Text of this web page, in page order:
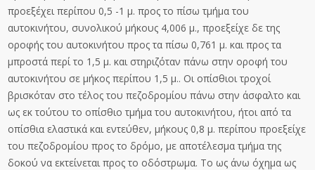
προεξέχει περίπου 0,5 -1 μ. προς το πίσω τμήμα του
αυτοκινήτου, συνολικού μήκους 4,006 μ., προεξείχε δε της
οροφής του αυτοκινήτου προς τα πίσω 0,761 μ. και προς τα
μπροστά περί το 1,5 μ. και στηριζόταν πάνω στην οροφή του
αυτοκινήτου σε μήκος περίπου 1,5 μ.. Οι οπίσθιοι τροχοί
βρισκόταν στο τέλος του πεζοδρομίου πάνω στην άσφαλτο και
ως εκ τούτου το οπίσθιο τμήμα του αυτοκινήτου, ήτοι από τα
οπίσθια ελαστικά και εντεύθεν, μήκους 0,8 μ. περίπου προεξείχε
του πεζοδρομίου προς το δρόμο, με αποτέλεσμα τμήμα της
δοκού να εκτείνεται προς το οδόστρωμα. Το ως άνω όχημα ως